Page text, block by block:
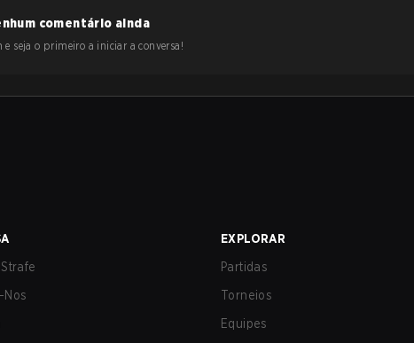
comentário ainda
e seja o primeiro a iniciar a conversa!
Nos
EXPLORAR
Partidas
Torneios
Equipes